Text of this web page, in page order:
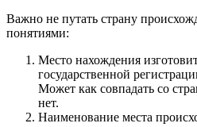
Важно не путать страну
понятиями:
Место нахождения
государственной
Может как совпадать со
нет.
Наименование места